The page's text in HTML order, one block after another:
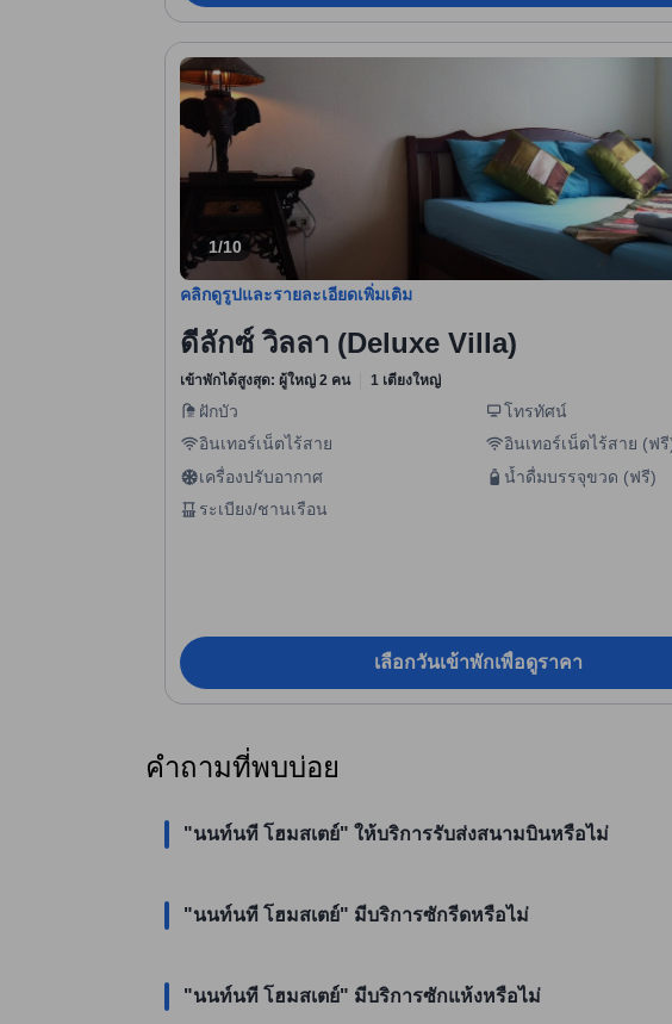
1/10
คลิกดูรูปและรายละเอียดเพิ่มเติม
ดีลักซ์ วิลลา (Deluxe Villa)
เข้าพักได้สูงสุด: ผู้ใหญ่ 2 คน 1 เตียงใหญ่
ฝักบัว
โทรทัศน์
อินเทอร์เน็ตไร้สาย
อินเทอร์เน็ตไร้สาย (ฟรี
เครื่องปรับอากาศ
น้ำดื่มบรรจุขวด (ฟรี)
ระเบียง/ชานเรือน
เลือกวันเข้าพักเพื่อดูราคา
คำถามที่พบบ่อย
"นนท์นที โฮมสเตย์" ให้บริการรับส่งสนามบินหรือไม่
"นนท์นที โฮมสเตย์" มีบริการซักรีดหรือไม่
"นนท์นที โฮมสเตย์" มีบริการซักแห้งหรือไม่